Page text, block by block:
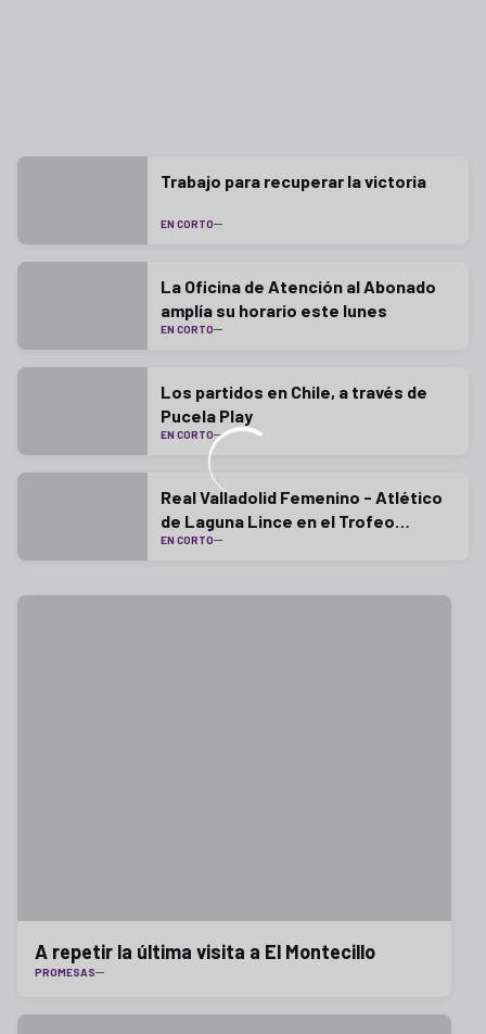
Trabajo para recuperar la victoria
EN CORTO
La Oficina de Atención al Abonado
amplía su horario este lunes
EN CORTO
Los partidos en Chile, a través de
Pucela Play
EN CORTO
Real Valladolid Femenino - Atlético
de Laguna Lince en el Trofeo
Diputación
EN CORTO
A repetir la última visita a El Montecillo
PROMESAS